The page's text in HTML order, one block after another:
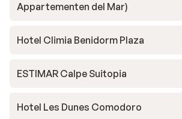
Appartementen del Mar)
Hotel Climia Benidorm Plaza
ESTIMAR Calpe Suitopia
Hotel Les Dunes Comodoro